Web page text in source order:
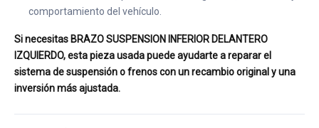
comportamiento del vehículo.
Si necesitas BRAZO SUSPENSION INFERIOR DELANTERO
IZQUIERDO, esta pieza usada puede ayudarte a reparar el
sistema de suspensión o frenos con un recambio original y una
inversión más ajustada.